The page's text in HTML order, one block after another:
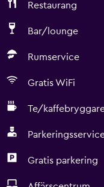
Restaurang
Bar/lounge
Rumservice
Gratis WiFi
Te/
Gratis parkering